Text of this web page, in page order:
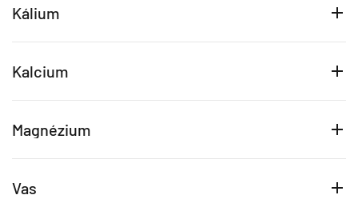
Kálium
Kalcium
Magnézium
Vas